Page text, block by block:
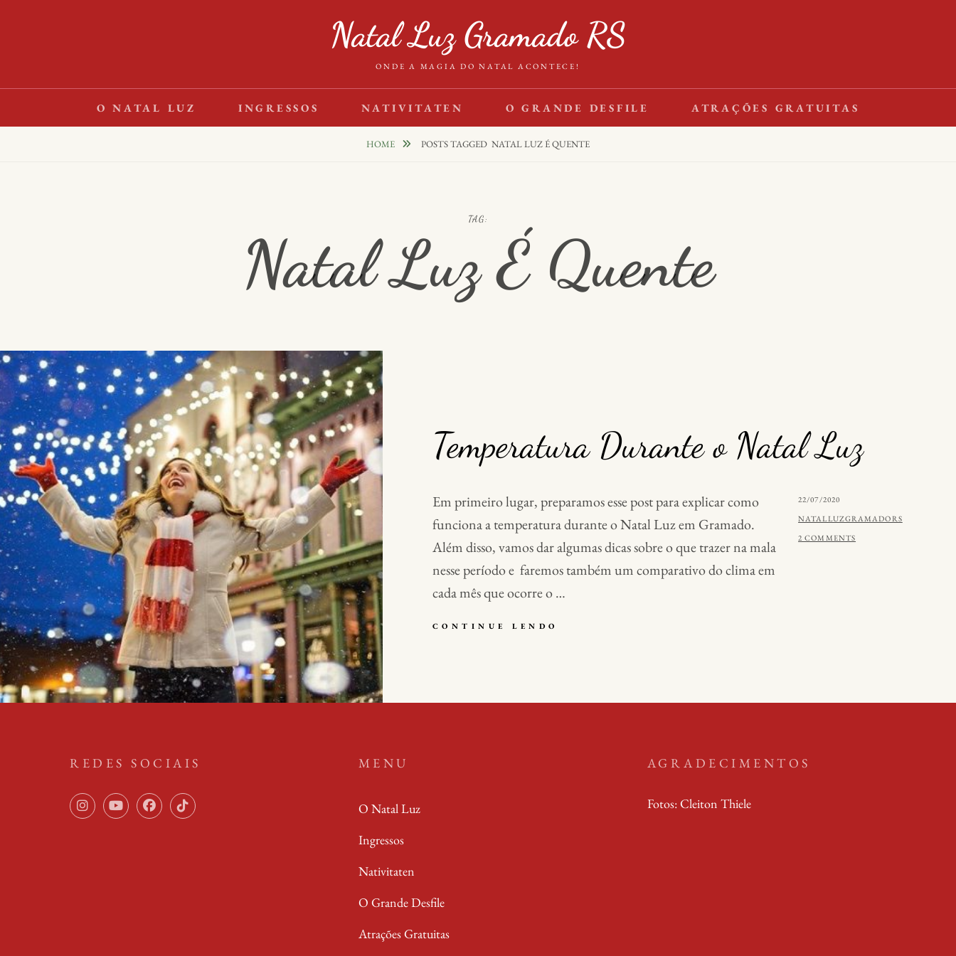
Natal Luz Gramado RS
ONDE A MAGIA DO NATAL ACONTECE!
O NATAL LUZ INGRESSOS NATIVITATEN O GRANDE DESFILE ATRAÇÕES GRATUITAS
HOME POSTS TAGGED NATAL LUZ É QUENTE
TAG:
Natal Luz É Quente
Temperatura Durante o Natal Luz
Em primeiro lugar, preparamos esse post para explicar como
funciona a temperatura durante o Natal Luz em Gramado.
Além disso, vamos dar algumas dicas sobre o que trazer na mala
nesse período e faremos também um comparativo do clima em
cada mês que ocorre o …
CONTINUE LENDO
POSTED
ON
22/07/2020
BY
NATALLUZGRAMADORS
2 COMMENTS
REDES SOCIAIS MENU
O Natal Luz
Ingressos
Nativitaten
O Grande Desfile
Atrações Gratuitas
AGRADECIMENTOS
Fotos: Cleiton Thiele